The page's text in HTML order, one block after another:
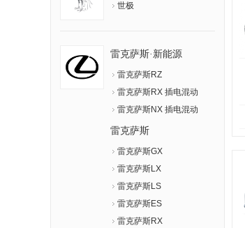
世极
雷克萨斯·新能源
雷克萨斯RZ
雷克萨斯RX 插电混动
雷克萨斯NX 插电混动
雷克萨斯
雷克萨斯GX
雷克萨斯LX
雷克萨斯LS
雷克萨斯ES
雷克萨斯RX